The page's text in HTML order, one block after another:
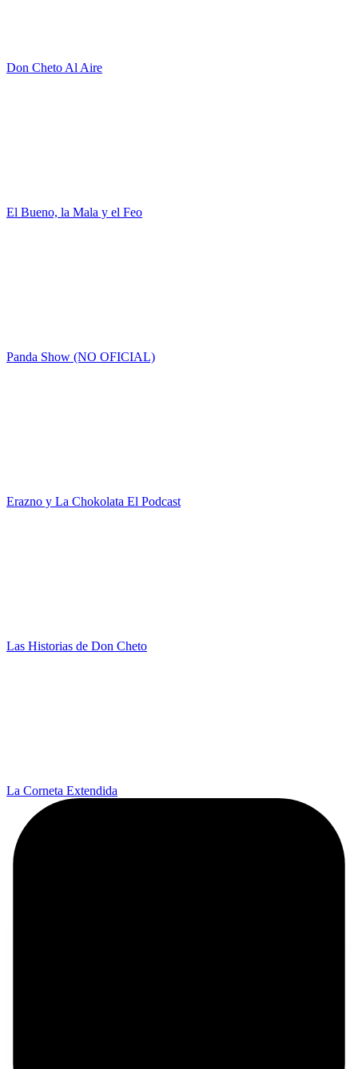
Don Cheto Al Aire
El Bueno, la Mala y el Feo
Panda Show (NO OFICIAL)
Erazno y La Chokolata El Podcast
Las Historias de Don Cheto
La Corneta Extendida